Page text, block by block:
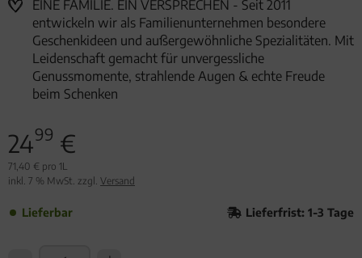
EINE FAMILIE. EIN VERSPRECHEN - Seit 2011
entwickeln wir als Familienunternehmen besondere
Geschenkideen und außergewöhnliche Spezialitäten. Mit
Leidenschaft gemacht für unvergessliche
Genussmomente, strahlende Augen & echte Freude
beim Schenken
2499 €
71,40 € pro 1L
inkl. 7 % MwSt. zzgl. Versand
Lieferbar Lieferfrist: 1-3 Tage